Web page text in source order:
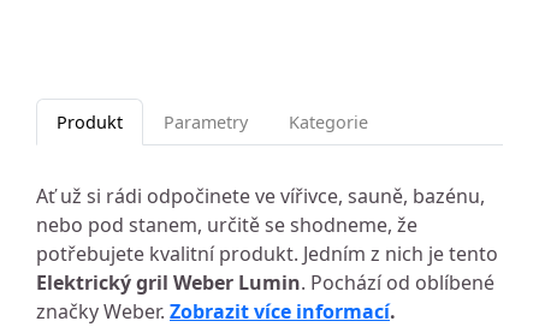
Produkt Parametry Kategorie
Ať už si rádi odpočinete ve vířivce, sauně, bazénu,
nebo pod stanem, určitě se shodneme, že
potřebujete kvalitní produkt. Jedním z nich je tento
Elektrický gril Weber Lumin. Pochází od oblíbené
značky Weber. Zobrazit více informací.